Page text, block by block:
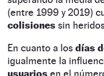
(entre 1999 y 2019)
colisiones sin
En cuanto a los días
igualmente la
usuarios en el